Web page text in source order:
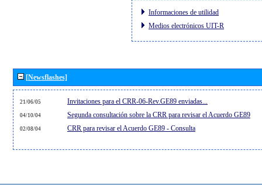
Informaciones de utilidad
Medios electrónicos UIT-R
[Newsflashes]
21/06/05 Invitaciones para el CRR-06-Rev.GE89 enviadas...
04/10/04 Segunda consultación sobre la CRR para revisar el Acuerdo GE89
02/08/04 CRR para revisar el Acuerdo GE89 - Consulta